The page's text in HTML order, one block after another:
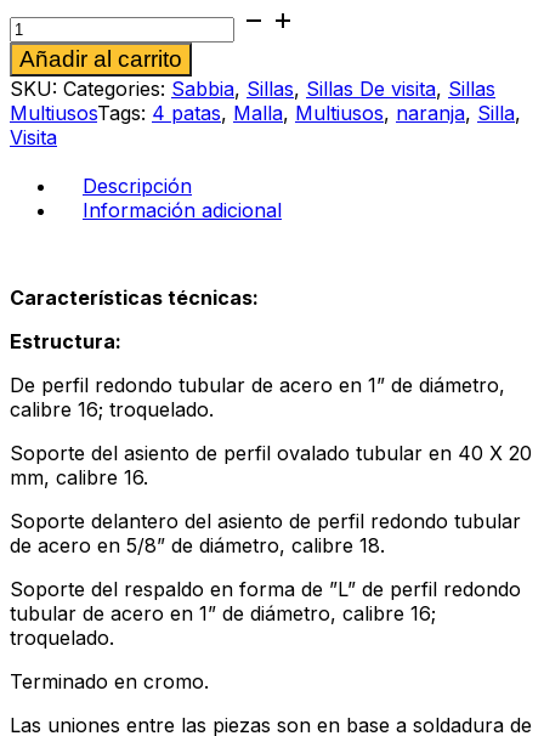
Silla
de
visita
Sabbia
185
cr
naranja
Añadir al carrito
SKU: Categories: Sabbia, Sillas, Sillas De visita, Sillas
MultiusosTags: 4 patas, Malla, Multiusos, naranja, Silla,
Visita
Descripción
Información adicional
Características técnicas:
Estructura:
De perfil redondo tubular de acero en 1” de diámetro,
calibre 16; troquelado.
Soporte del asiento de perfil ovalado tubular en 40 X 20
mm, calibre 16.
Soporte delantero del asiento de perfil redondo tubular
de acero en 5/8” de diámetro, calibre 18.
Soporte del respaldo en forma de ”L” de perfil redondo
tubular de acero en 1” de diámetro, calibre 16;
troquelado.
Terminado en cromo.
Las uniones entre las piezas son en base a soldadura de